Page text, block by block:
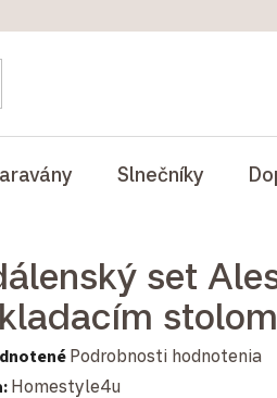
Slnečníky
set
stolom
hodnotenie produktu je 0,0 z 5
Podrobnosti hodnotenia
Homestyle4u